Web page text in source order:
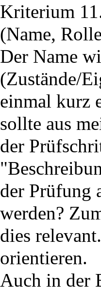
Kriterium
(Name,
Der Name
(Zustände/
einmal kurz
sollte aus
der
der Prüfung
werden?
dies
orientieren.
Auch in der